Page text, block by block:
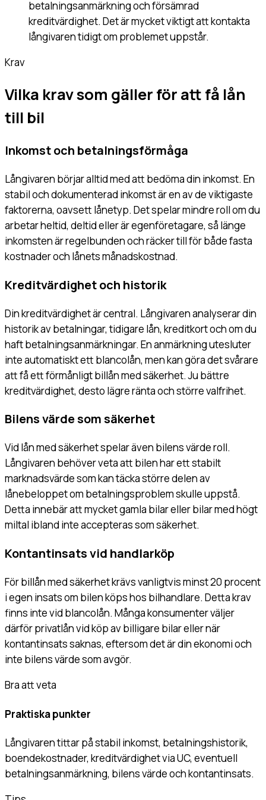
betalningsanmärkning och försämrad
kreditvärdighet. Det är mycket viktigt att kontakta
långivaren tidigt om problemet uppstår.
Krav
Vilka krav som gäller för att få lån
till bil
Inkomst och betalningsförmåga
Långivaren börjar alltid med att bedöma din inkomst. En
stabil och dokumenterad inkomst är en av de viktigaste
faktorerna, oavsett lånetyp. Det spelar mindre roll om du
arbetar heltid, deltid eller är egenföretagare, så länge
inkomsten är regelbunden och räcker till för både fasta
kostnader och lånets månadskostnad.
Kreditvärdighet och historik
Din kreditvärdighet är central. Långivaren analyserar din
historik av betalningar, tidigare lån, kreditkort och om du
haft betalningsanmärkningar. En anmärkning utesluter
inte automatiskt ett blancolån, men kan göra det svårare
att få ett förmånligt billån med säkerhet. Ju bättre
kreditvärdighet, desto lägre ränta och större valfrihet.
Bilens värde som säkerhet
Vid lån med säkerhet spelar även bilens värde roll.
Långivaren behöver veta att bilen har ett stabilt
marknadsvärde som kan täcka större delen av
lånebeloppet om betalningsproblem skulle uppstå.
Detta innebär att mycket gamla bilar eller bilar med högt
miltal ibland inte accepteras som säkerhet.
Kontantinsats vid handlarköp
För billån med säkerhet krävs vanligtvis minst 20 procent
i egen insats om bilen köps hos bilhandlare. Detta krav
finns inte vid blancolån. Många konsumenter väljer
därför privatlån vid köp av billigare bilar eller när
kontantinsats saknas, eftersom det är din ekonomi och
inte bilens värde som avgör.
Bra att veta
Praktiska punkter
Långivaren tittar på stabil inkomst, betalningshistorik,
boendekostnader, kreditvärdighet via UC, eventuell
betalningsanmärkning, bilens värde och kontantinsats.